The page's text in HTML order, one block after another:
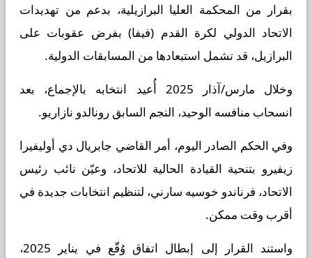
بقرار من المحكمة العليا البرازيلية، بدعم من تهديدات
الاتحاد الدولي لكرة القدم (فيفا) بفرض عقوبات على
البرازيل، قد تشمل استبعادها من المسابقات الدولية.
وخلال مارس/آذار 2025 أُعيد انتخابه بالإجماع، بعد
انسحاب منافسه الوحيد، النجم السابق رونالدو نازاريو.
وفي الحكم الصادر اليوم، أمر القاضي جابريال دي أوليفيرا
زيفيرو بتنحية القيادة الحالية للاتحاد، وعيّن نائب رئيس
الاتحاد، فرناندو خوسيه سارني، لتنظيم انتخابات جديدة في
أقرب وقت ممكن.
واستند القرار إلى إبطال اتفاق وُقّع في يناير 2025،